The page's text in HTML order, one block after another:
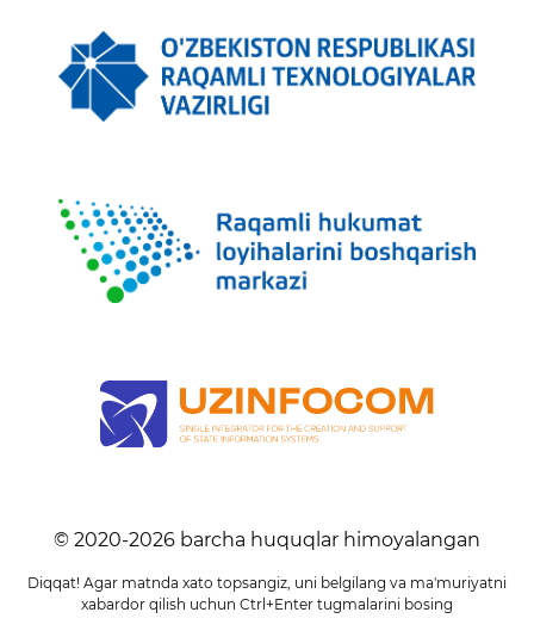
© 2020-2026 barcha huquqlar himoyalangan
Diqqat! Agar matnda xato topsangiz, uni belgilang va ma'muriyatni
xabardor qilish uchun Ctrl+Enter tugmalarini bosing